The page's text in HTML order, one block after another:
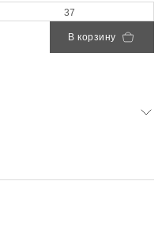
37
В корзину